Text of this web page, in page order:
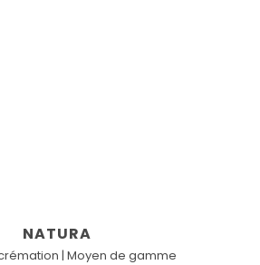
NATURA
| Moyen de gamme